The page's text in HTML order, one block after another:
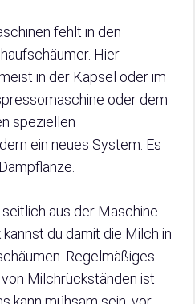
fehlt in den
Hier
in der Kapsel oder im
oder dem
speziellen
ein neues System. Es
aus der Maschine
du damit die Milch in
Regelmäßiges
Milchrückständen ist